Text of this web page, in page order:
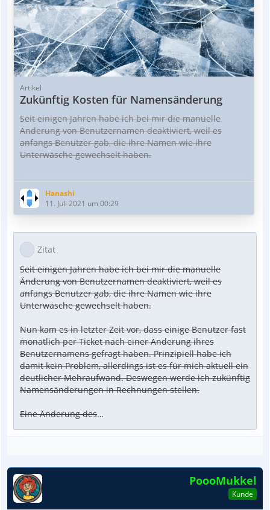
Artikel
Zukünftig Kosten für Namensänderung
Seit einigen Jahren habe ich bei mir die manuelle
Änderung von Benutzernamen deaktiviert, weil es
anfangs Benutzer gab, die ihre Namen wie ihre
Unterwäsche gewechselt haben.
Nun kam es in letzter Zeit vor, dass einige Benutzer fast
monatlich per Ticket nach einer Änderung ihres
Benutzernamens gefragt haben. Prinzipiell habe ich
damit kein Problem, allerdings ist es für mich aktuell
zukünftig Namensänderungen in Rechnungen stellen.
Eine Änderung des …
Hanashi
11. Juli 2021 um 00:29
Zitat
Seit einigen Jahren habe ich bei mir die manuelle
Änderung von Benutzernamen deaktiviert, weil es
anfangs Benutzer gab, die ihre Namen wie ihre
Unterwäsche gewechselt haben.
Nun kam es in letzter Zeit vor, dass einige Benutzer fast
monatlich per Ticket nach einer Änderung ihres
Benutzernamens gefragt haben. Prinzipiell habe ich
damit kein Problem, allerdings ist es für mich aktuell ein
deutlicher Mehraufwand. Deswegen werde ich zukünftig
Namensänderungen in Rechnungen stellen.
Eine Änderung des…
PoooMukkel
Kunde